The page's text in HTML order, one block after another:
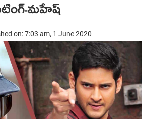
మ‌హేష్‌
on: 7:03 am, 1 June 2020